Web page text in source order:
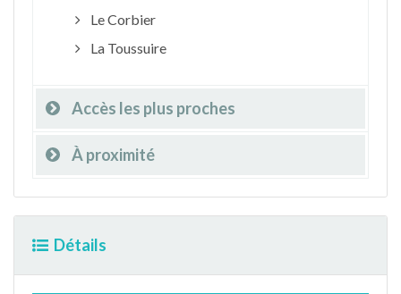
Le Corbier
La Toussuire
Accès les plus proches
À proximité
Détails